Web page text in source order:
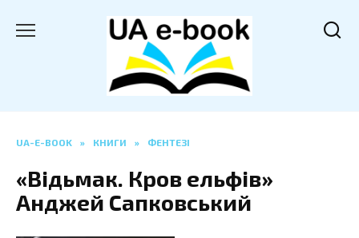
UA-E-BOOK » КНИГИ » ФЕНТЕЗІ
«Відьмак. Кров ельфів»
Анджей Сапковський